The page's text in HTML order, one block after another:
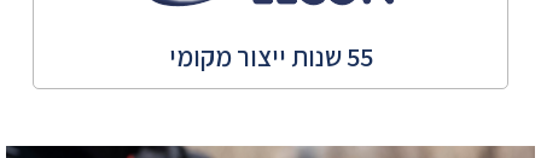
55 שנות ייצור מקומי